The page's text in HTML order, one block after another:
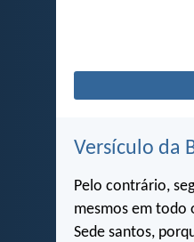
Versículo da
Pelo contrário,
mesmos em todo
Sede santos,